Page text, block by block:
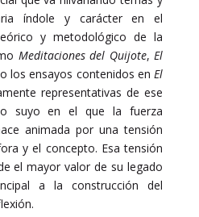
índole y carácter en el
y metodológico de la
Meditaciones del Quijote,El
los ensayos contenidos enEl
representativas de ese
suyo en el que la fuerza
animada por una tensión
y el concepto. Esa tensión
el mayor valor de su legado
a la construcción del